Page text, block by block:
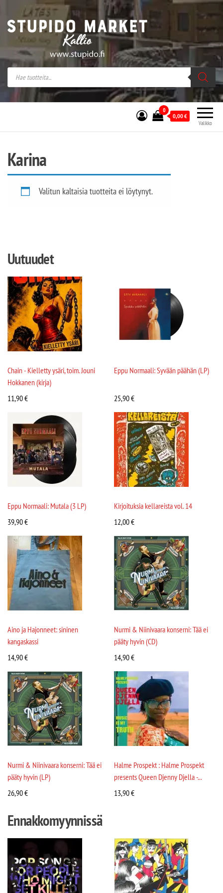
Stupido Market – verkossa ja kivijalassa
Stupido Market on vaihtoehtomusaan
erikoistunut verkko- sekä
kivijalkakauppa Helsingissä Kallion
sydämessä.
Valikko
0
0,00€
Karina
Valitun kaltaisia tuotteita ei löytynyt.
Uutuudet
Chain - Kielletty ysäri, toim. Jouni
Hokkanen (kirja)
11,90€
Eppu Normaali: Syvään päähän (LP)
25,90€
Eppu Normaali: Mutala (3 LP)
39,90€
Kirjoituksia kellareista vol. 14
12,00€
Aino ja Hajonneet: sininen
kangaskassi
14,90€
Nurmi & Niinivaara konserni: Tää ei
pääty hyvin (CD)
14,90€
Nurmi & Niinivaara konserni: Tää ei
pääty hyvin (LP)
26,90€
Halme Prospekt : Halme Prospekt
presents Queen Djenny Djella -...
13,90€
Ennakkomyynnissä